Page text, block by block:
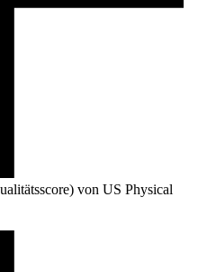
von US Physical